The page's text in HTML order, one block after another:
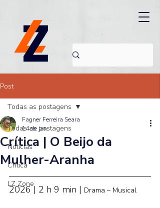
Post
Todas as postagens
Noticias
Crítica
LZ Zone
Todas as postagens
Crítica | O Beijo da
Mulher-Aranha
Fagner Ferreira Seara
14 de jan.
2026 | 2 h 9 min | Drama – Musical